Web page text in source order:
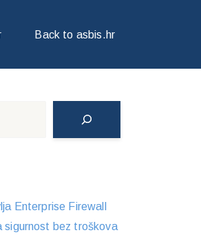
Back to asbis.hr
Enterprise Firewall
sigurnost bez troškova